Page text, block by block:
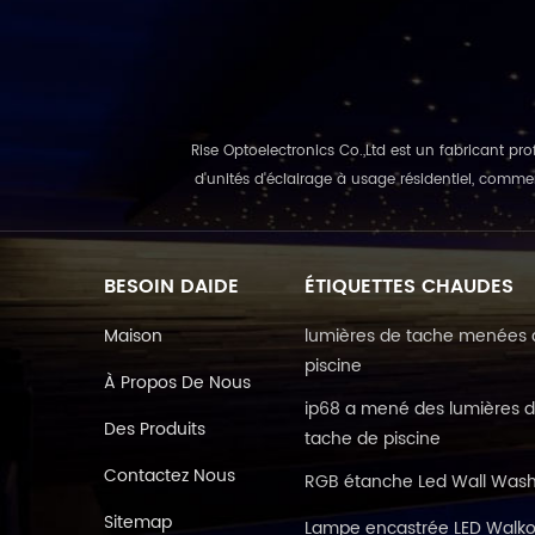
Rise Optoelectronics Co.,Ltd est un fabricant
d'unités d'éclairage à usage résidentiel,
BESOIN DAIDE
Maison
À Propos De Nous
Des Produits
Contactez Nous
Sitemap
ÉTIQUETTES CHAUDES
lumières de tache menées
piscine
ip68 a mené des lumières
tache de piscine
RGB étanche Led Wall
Lampe encastrée LED